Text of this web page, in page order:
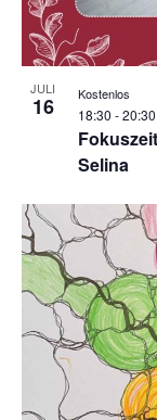
JULI
16
Selina
18:30 -20:30
Kostenlos